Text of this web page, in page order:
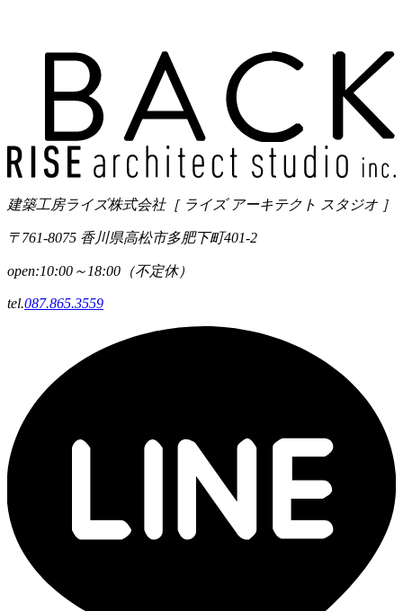
建築工房ライズ株式会社［ ライズ アーキテクト スタジオ ］
〒761-8075 香川県高松市多肥下町401-2
open:10:00～18:00（不定休）
tel.087.865.3559